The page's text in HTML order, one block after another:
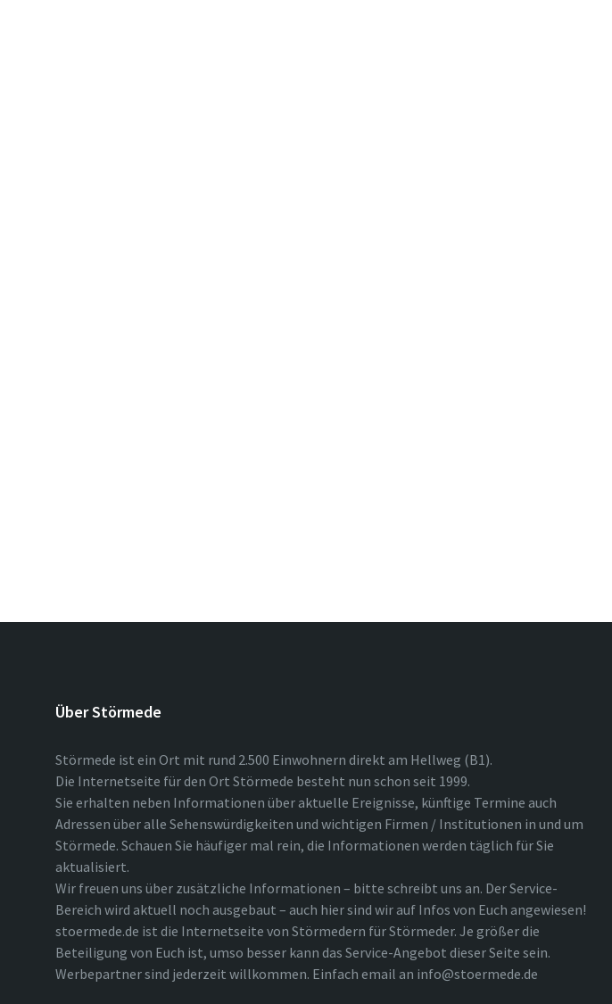
Über Störmede
Störmede ist ein Ort mit rund 2.500 Einwohnern direkt am Hellweg (B1).
Die Internetseite für den Ort Störmede besteht nun schon seit 1999.
Sie erhalten neben Informationen über aktuelle Ereignisse, künftige Termine auch
Adressen über alle Sehenswürdigkeiten und wichtigen Firmen / Institutionen in und um
Störmede. Schauen Sie häufiger mal rein, die Informationen werden täglich für Sie
aktualisiert.
Wir freuen uns über zusätzliche Informationen – bitte schreibt uns an. Der Service-
Bereich wird aktuell noch ausgebaut – auch hier sind wir auf Infos von Euch angewiesen!
stoermede.de ist die Internetseite von Störmedern für Störmeder. Je größer die
Beteiligung von Euch ist, umso besser kann das Service-Angebot dieser Seite sein.
Werbepartner sind jederzeit willkommen. Einfach email an info@stoermede.de